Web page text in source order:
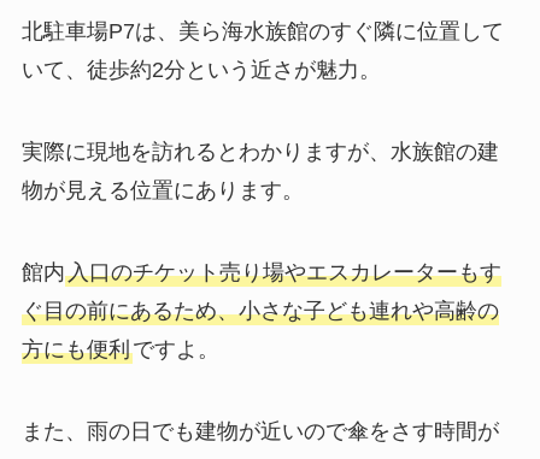
北駐車場P7は、美ら海水族館のすぐ隣に位置して
いて、徒歩約2分という近さが魅力。
実際に現地を訪れるとわかりますが、水族館の建
物が見える位置にあります。
館内入口のチケット売り場やエスカレーターもす
ぐ目の前にあるため、小さな子ども連れや高齢の
方にも便利ですよ。
また、雨の日でも建物が近いので傘をさす時間が